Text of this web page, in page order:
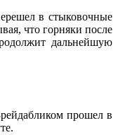
в стыковочные
что горняки после
дальнейшую
прошел в